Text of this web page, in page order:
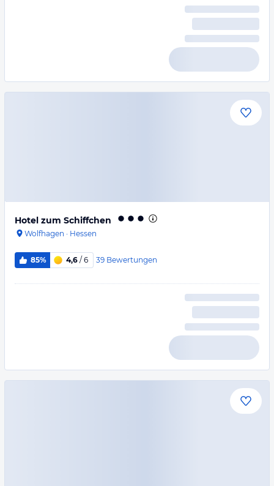
Hotel zum Schiffchen
Wolfhagen · Hessen
85% 4,6 / 6 39 Bewertungen